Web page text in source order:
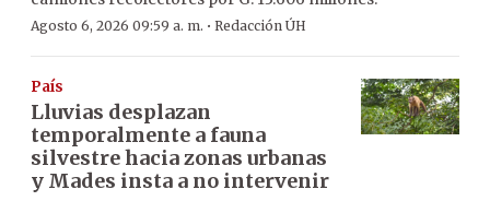
Agosto 6, 2026 09:59 a. m. · Redacción ÚH
País
Lluvias desplazan
temporalmente a fauna
silvestre hacia zonas urbanas
y Mades insta a no intervenir